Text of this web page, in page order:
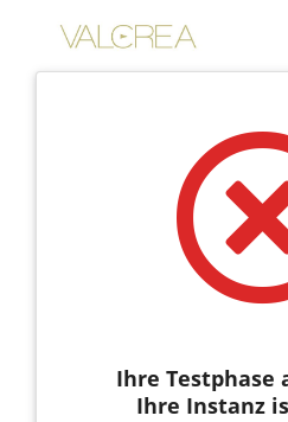
Ihre Testphase
Ihre Instanz